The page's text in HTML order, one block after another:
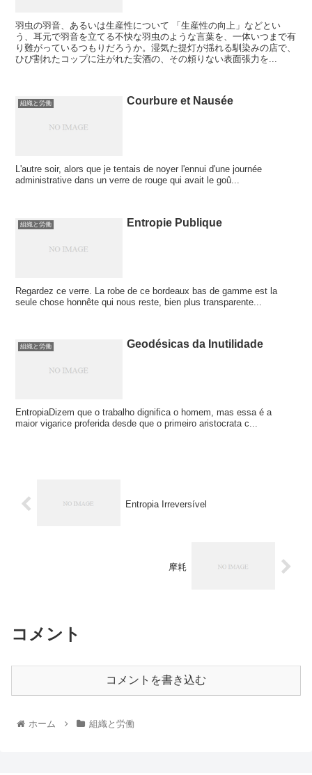
羽虫の羽音、あるいは生産性について 「生産性の向上」などとい
う、耳元で羽音を立てる不快な羽虫のような言葉を、一体いつまで有
り難がっているつもりだろうか。湿気た提灯が揺れる馴染みの店で、
ひび割れたコップに注がれた安酒の、その頼りない表面張力を...
組織と労働 Courbure et Nausée
L'autre soir, alors que je tentais de noyer l'ennui d'une journée
administrative dans un verre de rouge qui avait le goû...
組織と労働 Entropie Publique
Regardez ce verre. La robe de ce bordeaux bas de gamme est la
seule chose honnête qui nous reste, bien plus transparente...
組織と労働 Geodésicas da Inutilidade
EntropiaDizem que o trabalho dignifica o homem, mas essa é a
maior vigarice proferida desde que o primeiro aristocrata c...
Entropia Irreversível
摩耗
コメント
コメントを書き込む
ホーム 組織と労働